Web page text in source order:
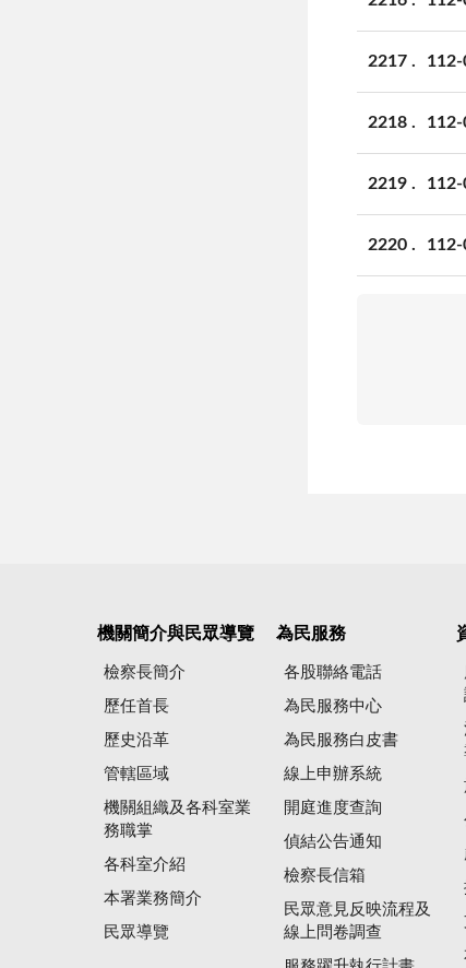
2217 112-
2218
2219 112-
2220 112-
機關簡介與民眾導覽
檢察長簡介
歷任首長
歷史沿革
管轄區域
機關組織及各科室業
務職掌
各科室介紹
本署業務簡介
民眾導覽
為民服務
各股聯絡電話
為民服務中心
為民服務白皮書
線上申辦系統
開庭進度查詢
偵結公告通知
檢察長信箱
民眾意見反映流程及
線上問卷調查